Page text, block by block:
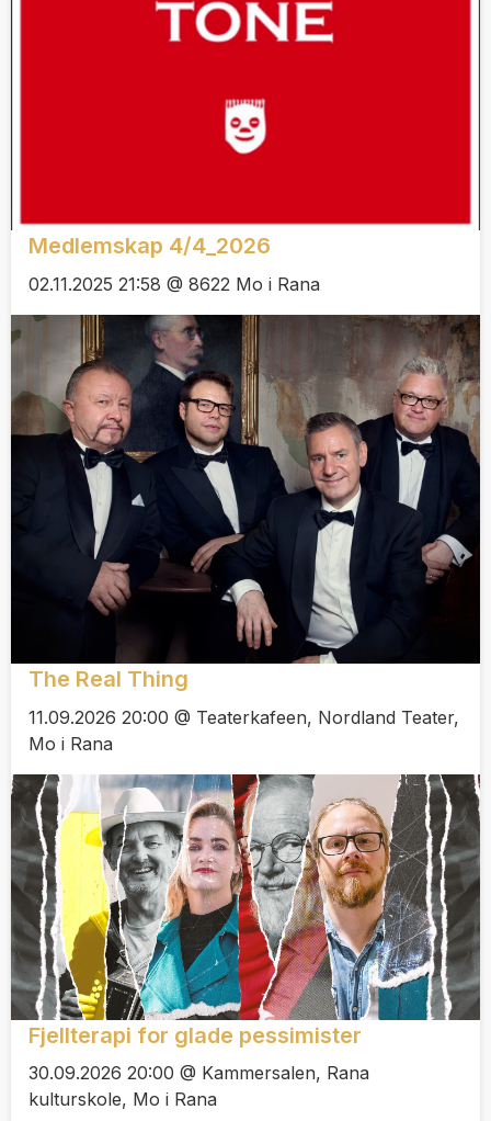
Medlemskap 4/4_2026
02.11.2025 21:58 @ 8622 Mo i Rana
The Real Thing
11.09.2026 20:00 @ Teaterkafeen, Nordland Teater,
Mo i Rana
Fjellterapi for glade pessimister
30.09.2026 20:00 @ Kammersalen, Rana
kulturskole, Mo i Rana